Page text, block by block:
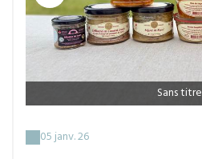
Sans titre
05 janv. 26